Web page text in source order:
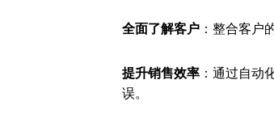
全面了解客户 ：整合客户
提升销售效率 ：通过自动
误。